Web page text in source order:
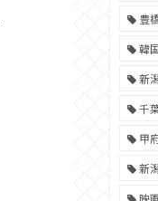
豊
韓
新
千
甲
新